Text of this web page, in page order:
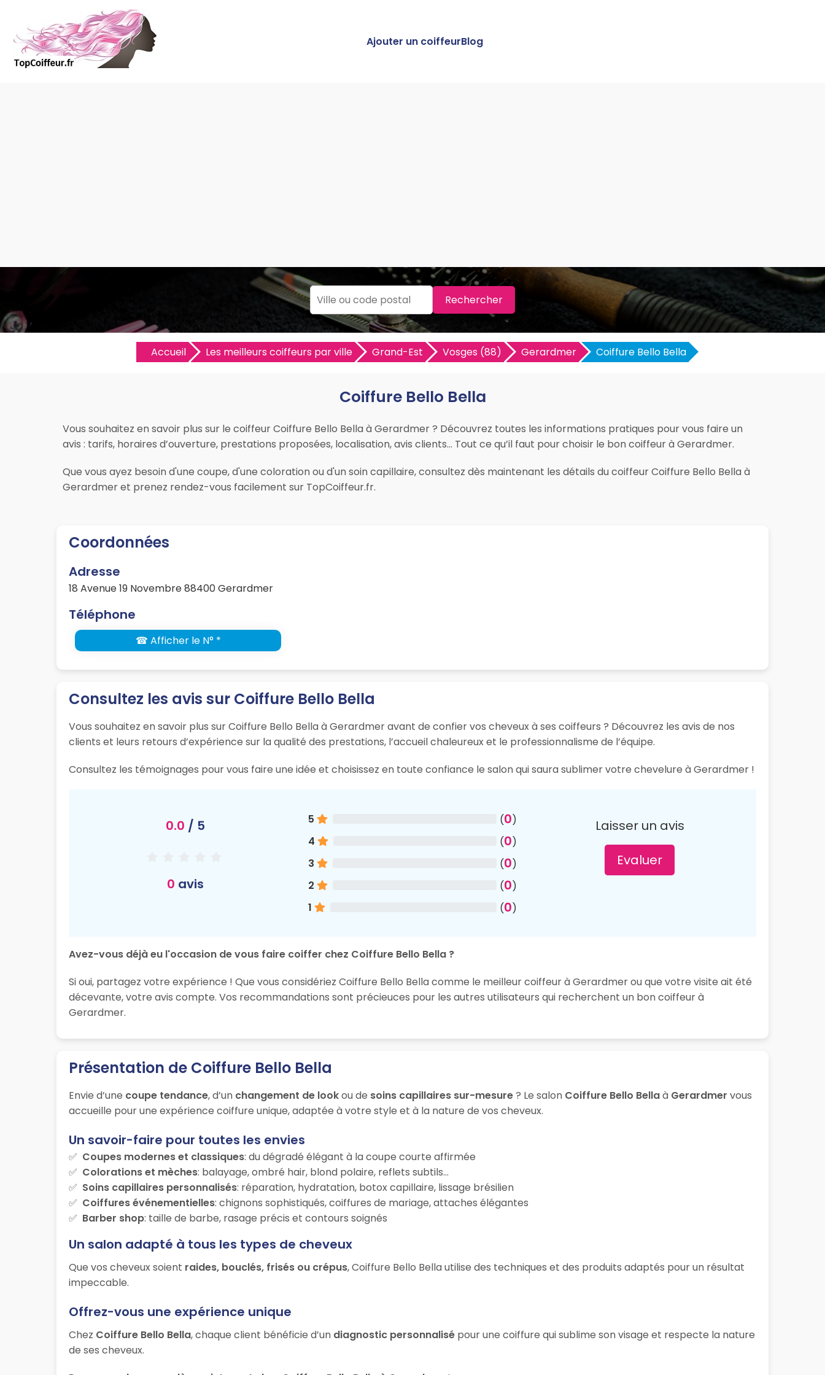
Ajouter un coiffeurBlog
Rechercher
Accueil Les meilleurs coiffeurs par ville Grand-Est Vosges (88) Gerardmer Coiffure Bello Bella
Coiffure Bello Bella
Vous souhaitez en savoir plus sur le coiffeur Coiffure Bello Bella à Gerardmer ? Découvrez toutes les informations pratiques pour vous faire un
avis : tarifs, horaires d’ouverture, prestations proposées, localisation, avis clients… Tout ce qu’il faut pour choisir le bon coiffeur à Gerardmer.
Que vous ayez besoin d'une coupe, d'une coloration ou d'un soin capillaire, consultez dès maintenant les détails du coiffeur Coiffure Bello Bella à
Gerardmer et prenez rendez-vous facilement sur TopCoiffeur.fr.
Coordonnées
Adresse
18 Avenue 19 Novembre 88400 Gerardmer
Téléphone
☎ Afficher le N° *
Consultez les avis sur Coiffure Bello Bella
Vous souhaitez en savoir plus sur Coiffure Bello Bella à Gerardmer avant de confier vos cheveux à ses coiffeurs ? Découvrez les avis de nos
clients et leurs retours d’expérience sur la qualité des prestations, l’accueil chaleureux et le professionnalisme de l’équipe.
Consultez les témoignages pour vous faire une idée et choisissez en toute confiance le salon qui saura sublimer votre chevelure à Gerardmer !
0.0 / 5
0 avis
5 (0)
4
(0)
3
(0)
2
(0)
1
(0)
Laisser un avis
Evaluer
Avez-vous déjà eu l'occasion de vous faire coiffer chez Coiffure Bello Bella ?
Si oui, partagez votre expérience ! Que vous considériez Coiffure Bello Bella comme le meilleur coiffeur à Gerardmer ou que votre visite ait été
décevante, votre avis compte. Vos recommandations sont précieuces pour les autres utilisateurs qui recherchent un bon coiffeur à
Gerardmer.
Présentation de Coiffure Bello Bella
Envie d’une coupe tendance, d’un changement de lookou de soins capillaires sur-mesure? Le salon Coiffure Bello Bellaà Gerardmer vous
accueille pour une expérience coiffure unique, adaptée à votre style et à la nature de vos cheveux.
Un savoir-faire pour toutes les envies
Coupes modernes et classiques: du dégradé élégant à la coupe courte affirmée
Colorations et mèches: balayage, ombré hair, blond polaire, reflets subtils…
Soins capillaires personnalisés: réparation, hydratation, botox capillaire, lissage brésilien
Coiffures événementielles: chignons sophistiqués, coiffures de mariage, attaches élégantes
Barber shop: taille de barbe, rasage précis et contours soignés
Un salon adapté à tous les types de cheveux
Que vos cheveux soient raides, bouclés, frisés ou crépus, Coiffure Bello Bella utilise des techniques et des produits adaptés pour un résultat
impeccable.
Offrez-vous une expérience unique
Chez Coiffure Bello Bella, chaque client bénéficie d’un diagnostic personnalisé pour une coiffure qui sublime son visage et respecte la nature
de ses cheveux.